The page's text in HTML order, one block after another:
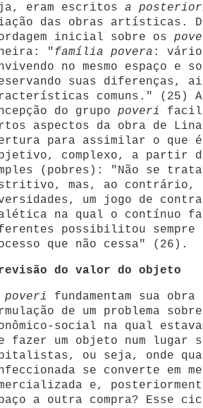
eram escritos a
das obras artísticas.
inicial sobre os
"família povera :
no mesmo espaço e
suas diferenças,
comuns." (25)
do grupo poveri
aspectos da obra de
para assimilar o que
complexo, a partir
(pobres): "Não se trata
mas, ao contrário,
um jogo de
na qual o contínuo
possibilitou sempre
que não cessa" (26).
do valor do objeto
poveri fundamentam sua
de um problema
social na qual
fazer um objeto num lugar
ou seja, onde
se converte em
e,
a outra compra? Esse